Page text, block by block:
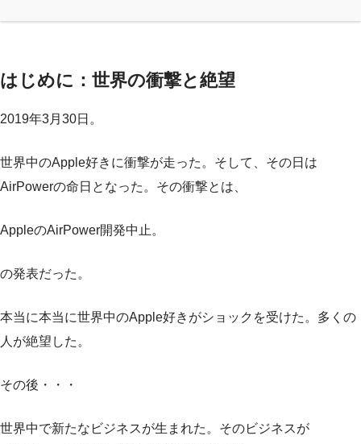
はじめに：世界の衝撃と絶望
2019年3月30日。
世界中のApple好きに衝撃が走った。そして、その日は
AirPowerの命日となった。その衝撃とは、
AppleのAirPower開発中止。
の発表だった。
本当に本当に世界中のApple好きがショックを受けた。多くの
人が絶望した。
その後・・・
世界中で新たなビジネスが生まれた。そのビジネスが